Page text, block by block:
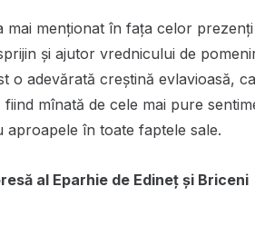
mai menționat în fața celor
și ajutor vrednicului de
o adevărată creștină evlavioasă,
mînată de cele mai pure
aproapele în toate faptele sale.
al Eparhie de Edineț și Briceni